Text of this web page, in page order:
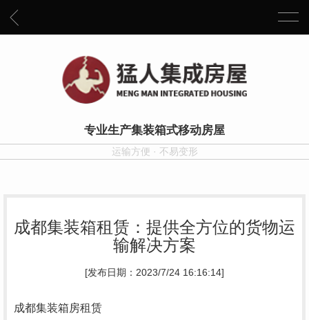
专业生产集装箱式移动房屋
运输方便 · 不易变形
成都集装箱租赁：提供全方位的货物运
输解决方案
[发布日期：2023/7/24 16:16:14]
成都集装箱房租赁